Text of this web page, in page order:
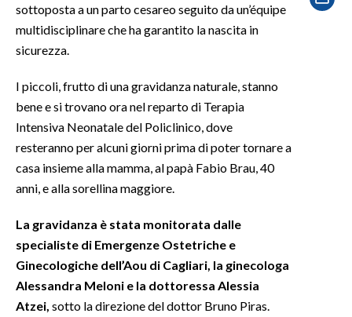
CULTURA
SPETTACOLI
GOSSIP
SALUTE
SARDEGNA TURISMO
NOTIZIE
sottoposta a un parto cesareo seguito da un’équipe
multidisciplinare che ha garantito la nascita in
sicurezza.
I piccoli, frutto di una gravidanza naturale, stanno
bene e si trovano ora nel reparto di Terapia
Intensiva Neonatale del Policlinico, dove
resteranno per alcuni giorni prima di poter tornare a
casa insieme alla mamma, al papà Fabio Brau, 40
anni, e alla sorellina maggiore.
La gravidanza è stata monitorata dalle
specialiste di Emergenze Ostetriche e
Ginecologiche dell’Aou di Cagliari, la ginecologa
Alessandra Meloni e la dottoressa Alessia
Atzei, sotto la direzione del dottor Bruno Piras.